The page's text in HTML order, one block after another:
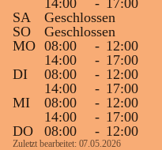
14:00
- 17:00
SA
Geschlossen
SO
Geschlossen
MO 08:00 - 12:00
14:00
- 17:00
DI
08:00 - 12:00
14:00
- 17:00
MI
08:00 - 12:00
14:00
- 17:00
DO
08:00 - 12:00
Zuletzt bearbeitet: 07.05.2026